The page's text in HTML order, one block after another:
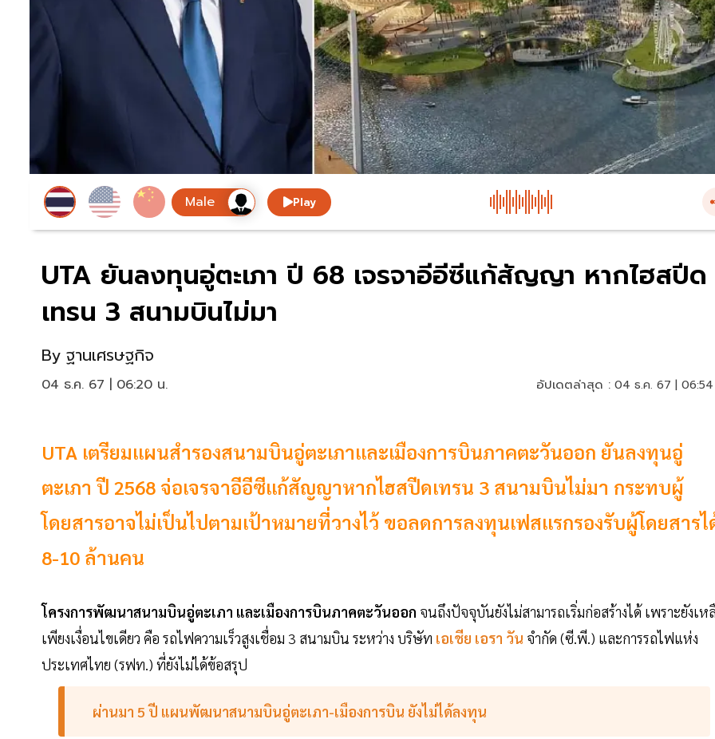
Play
UTA ยันลงทุนอู่ตะเภา ปี 68 เจรจาอีอีซีแก้สัญญา หากไฮสปีด
เทรน 3 สนามบินไม่มา
By ฐานเศรษฐกิจ
04 ธ.ค. 67 | 06:20 น. อัปเดตล่าสุด : 04 ธ.ค. 67 |
UTA เตรียมแผนสำรองสนามบินอู่ตะเภาและเมืองการบินภาคตะวันออก ยันลงทุนอู่
ตะเภา ปี 2568 จ่อเจรจาอีอีซีแก้สัญญาหากไฮสปีดเทรน 3 สนามบินไม่มา กระทบผู้
โดยสารอาจไม่เป็นไปตามเป้าหมายที่วางไว้ ขอลดการลงทุนเฟสแรกรองรับผู้โดยสารไ
8-10 ล้านคน
โครงการพัฒนาสนามบินอู่ตะเภา และเมืองการบินภาคตะวันออก จนถึงปัจจุบันยังไม่สามารถเริ่มก่อสร้างได้ เพราะยังเห
เพียงเงื่อนไขเดียว คือ รถไฟความเร็วสูงเชื่อม 3 สนามบิน ระหว่าง บริษัท เอเชีย เอรา วัน จำกัด (ซี.พี.) และการรถไฟแห่ง
ประเทศไทย (รฟท.) ที่ยังไม่ได้ข้อสรุป
ผ่านมา 5 ปี แผนพัฒนาสนามบินอู่ตะเภา-เมืองการบิน ยังไม่ได้ลงทุน